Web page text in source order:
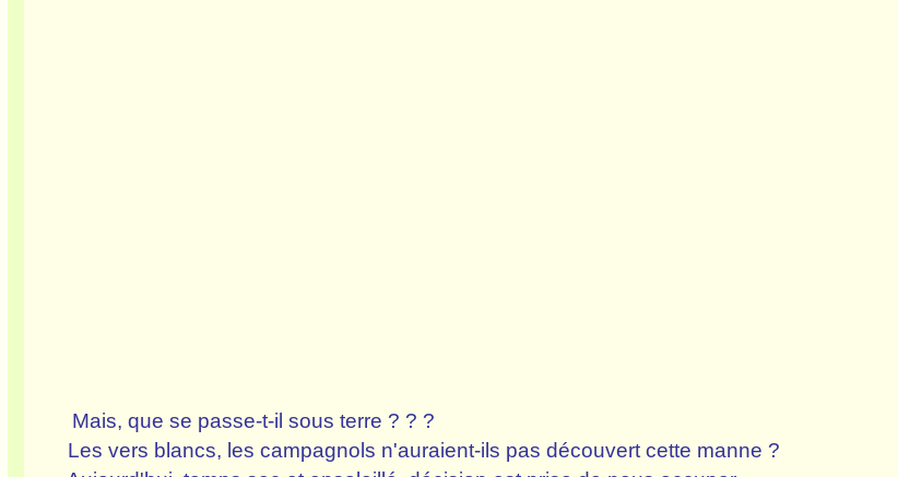
Mais, que se passe-t-il sous terre ? ? ?
Les vers blancs, les campagnols n'auraient-ils pas découvert cette manne ?